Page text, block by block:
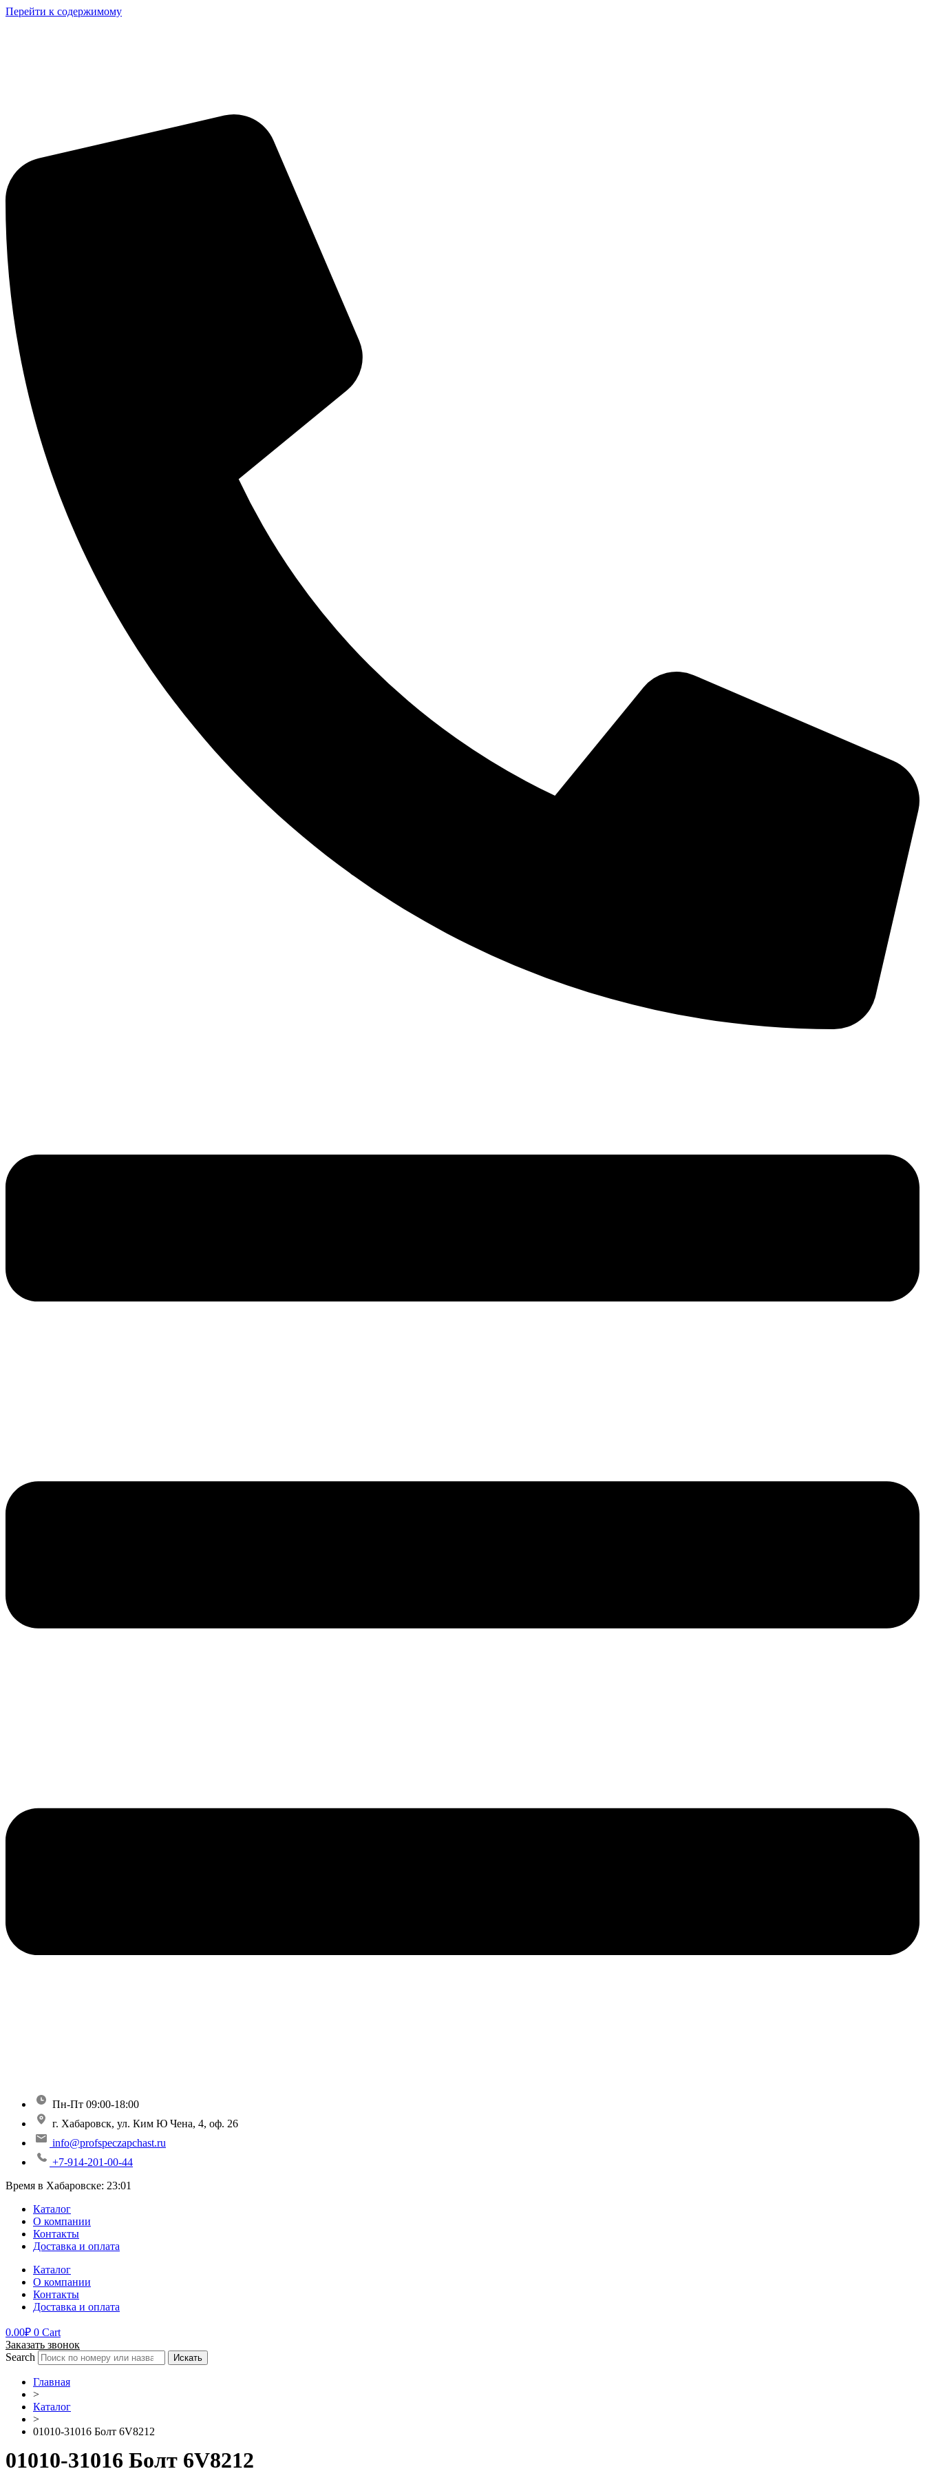
Перейти к содержимому
Пн-Пт 09:00-18:00
г. Хабаровск, ул. Ким Ю Чена, 4, оф. 26
info@profspeczapchast.ru
+7-914-201-00-44
Время в Хабаровске: 23:01
Каталог
О компании
Контакты
Доставка и оплата
Каталог
О компании
Контакты
Доставка и оплата
0.00₽ 0 Cart
Заказать звонок
Search
Искать
Главная
>
Каталог
>
01010-31016 Болт 6V8212
01010-31016 Болт 6V8212